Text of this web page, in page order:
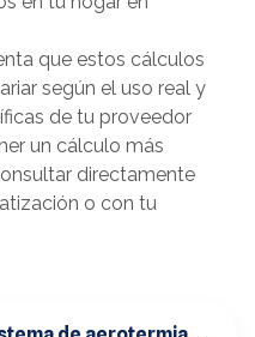
que estos cálculos
según el uso real y
de tu proveedor
un cálculo más
directamente
o con tu